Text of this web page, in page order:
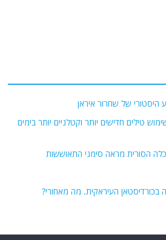
היסטורי של שחרור איראן
טילים חדישים יותר וקטלניים יותר בימים
הסורית מראה סימני התאוששות
בכורדיסטאן העיראקית. מה מאחורי?